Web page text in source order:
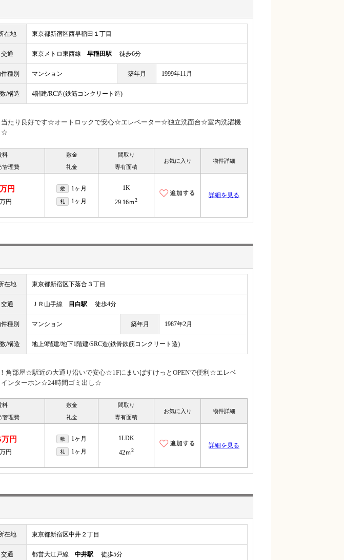
在地 東京都新宿区西早稲田１丁目
交通 東京メトロ東西線 早稲田駅 徒歩6分
種別 マンション 築年月 1999年11月
/構造 4階建/RC造(鉄筋コンクリート造)
当たり良好です☆オートロックで安心☆エレベーター☆独立洗面台☆室内洗濯機
☆
料
管理費
敷金
礼金
間取り
専有面積
お気に入り 物件詳細
円
円
敷 1ヶ月
礼 1ヶ月
1K
29.16ｍ2
詳細を見る
在地 東京都新宿区下落合３丁目
交通 ＪＲ山手線 目白駅 徒歩4分
種別 マンション 築年月 1987年2月
/構造 地上9階建/地下1階建/SRC造(鉄骨鉄筋コンクリート造)
角部屋☆駅近の大通り沿いで安心☆1FにまいばすけっとOPENで便利☆エレベ
ンターホン☆24時間ゴミ出し☆
料
管理費
敷金
礼金
間取り
専有面積
お気に入り 物件詳細
万円
円
敷 1ヶ月
礼 1ヶ月
1LDK
42ｍ2
詳細を見る
在地 東京都新宿区中井２丁目
交通 都営大江戸線 中井駅 徒歩5分